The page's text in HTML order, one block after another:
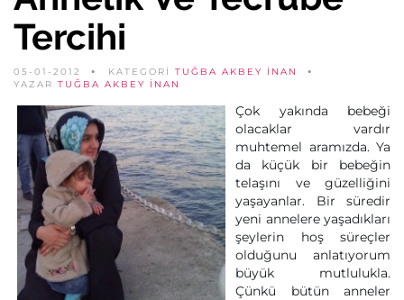
Tercihi
05-01-2012 KATEGORİ TUĞBA AKBEY İNAN
YAZAR TUĞBA AKBEY İNAN
Çok yakında bebeği
olacaklar vardır
muhtemel aramızda. Ya
da küçük bir bebeğin
telaşını ve güzelliğini
yaşayanlar. Bir süredir
yeni annelere yaşadıkları
şeylerin hoş süreçler
olduğunu anlatıyorum
büyük mutlulukla.
Çünkü bütün anneler